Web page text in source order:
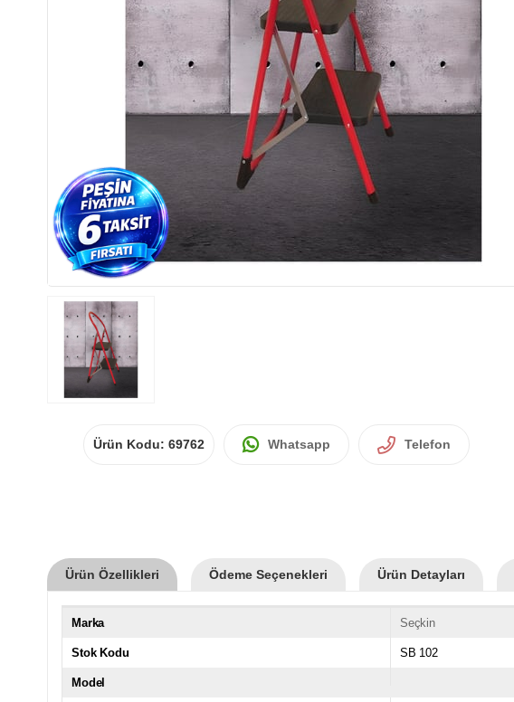
Ürün Kodu: 69762 Whatsapp Telefon
Ürün Özellikleri Ödeme Seçenekleri Ürün Detayları
Marka Seçkin
Stok Kodu SB 102
Model